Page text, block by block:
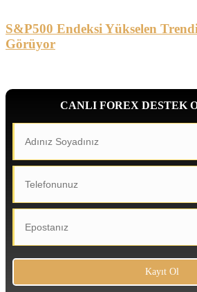
S&P500 Endeksi Yükselen
Görüyor
CANLI FOREX DESTEK